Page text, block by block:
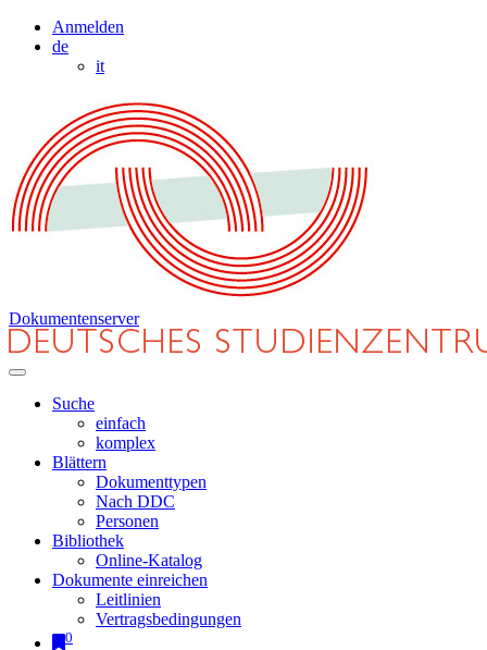
Anmelden
de
it
Dokumentenserver
Suche
einfach
komplex
Blättern
Dokumenttypen
Nach DDC
Personen
Bibliothek
Online-Katalog
Dokumente einreichen
Leitlinien
Vertragsbedingungen
0